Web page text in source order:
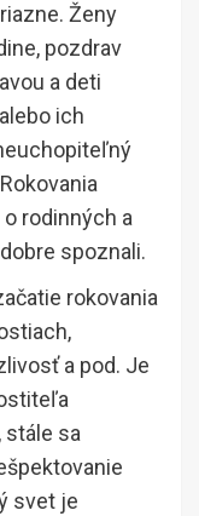
Ženy
pozdrav
a deti
ich
rodinných a
spoznali.
rokovania
a pod. Je
stále sa
svet je